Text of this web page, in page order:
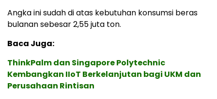
Angka ini sudah di atas kebutuhan konsumsi beras
bulanan sebesar 2,55 juta ton.
Baca Juga:
ThinkPalm dan Singapore Polytechnic
Kembangkan IIoT Berkelanjutan bagi UKM dan
Perusahaan Rintisan